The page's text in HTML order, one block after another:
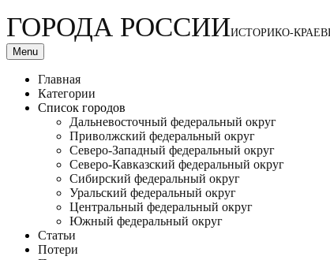
ГОРОДА РОССИИИСТОРИКО-
Menu
Главная
Категории
Список городов
Дальневосточный федеральный округ
Приволжский федеральный округ
Северо-Западный федеральный округ
Северо-Кавказский федеральный округ
Сибирский федеральный округ
Уральский федеральный округ
Центральный федеральный округ
Южный федеральный округ
Статьи
Потери